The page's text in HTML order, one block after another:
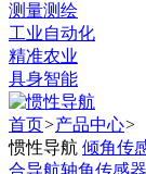
测量测绘
工业自动化
精准农业
具身智能
首页>产品中心>
惯性导航 倾角传
合导航轴角传感器